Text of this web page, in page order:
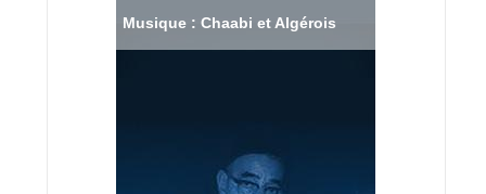
Musique : Chaabi et Algérois